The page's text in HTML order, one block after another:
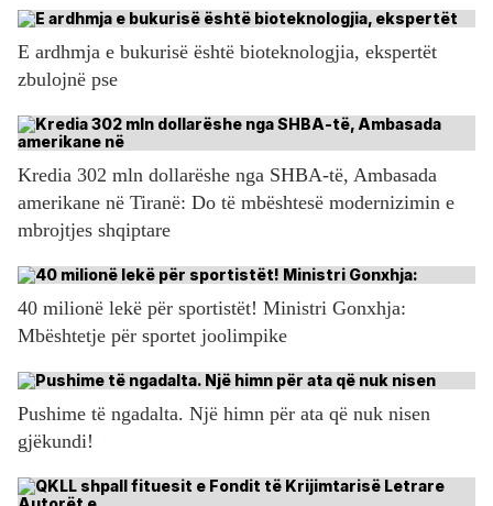
E ardhmja e bukurisë është bioteknologjia, ekspertët
zbulojnë pse
Kredia 302 mln dollarëshe nga SHBA-të, Ambasada
amerikane në Tiranë: Do të mbështesë modernizimin e
mbrojtjes shqiptare
40 milionë lekë për sportistët! Ministri Gonxhja:
Mbështetje për sportet joolimpike
Pushime të ngadalta. Një himn për ata që nuk nisen
gjëkundi!